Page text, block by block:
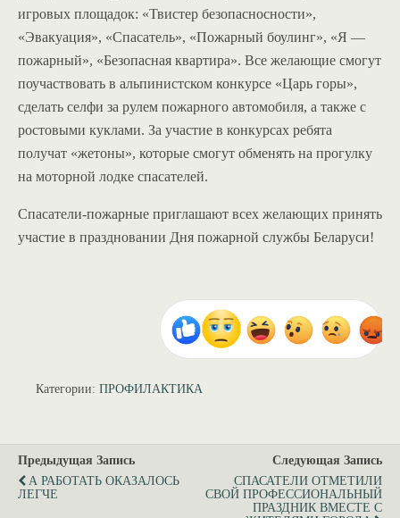
игровых площадок: «Твистер безопасносности»,
«Эвакуация», «Спасатель», «Пожарный боулинг», «Я —
пожарный», «Безопасная квартира». Все желающие смогут
поучаствовать в альпинистском конкурсе «Царь горы»,
сделать селфи за рулем пожарного автомобиля, а также с
ростовыми куклами. За участие в конкурсах ребята
получат «жетоны», которые смогут обменять на прогулку
на моторной лодке спасателей.
Спасатели-пожарные приглашают всех желающих принять
участие в праздновании Дня пожарной службы Беларуси!
Категории: ПРОФИЛАКТИКА
Предыдущая Запись
А РАБОТАТЬ ОКАЗАЛОСЬ
ЛЕГЧЕ
Следующая Запись
СПАСАТЕЛИ ОТМЕТИЛИ
СВОЙ ПРОФЕССИОНАЛЬНЫЙ
ПРАЗДНИК ВМЕСТЕ С